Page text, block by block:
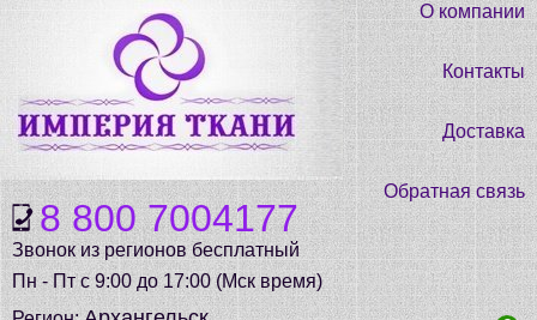
8 800 7004177
Звонок из регионов бесплатный
Пн - Пт с 9:00 до 17:00 (Мск время)
О компании
Контакты
Доставка
Обратная связь